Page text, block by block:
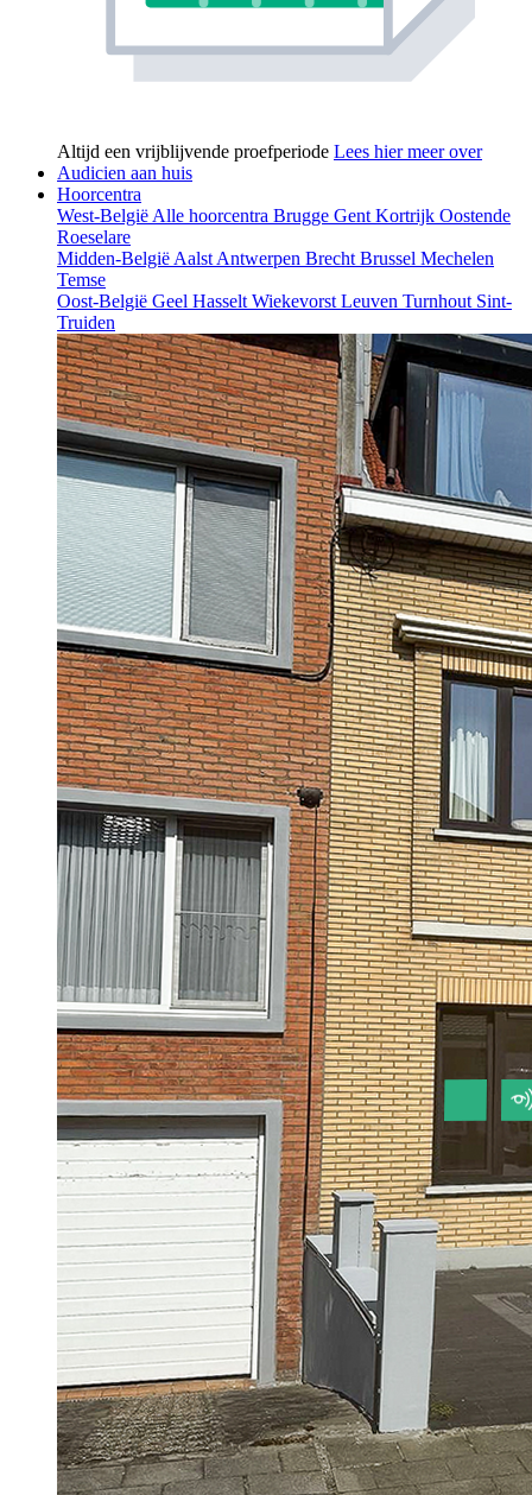
Altijd een vrijblijvende proefperiode Lees hier meer over
Audicien aan huis
Hoorcentra
West-België Alle hoorcentra Brugge Gent Kortrijk Oostende
Roeselare
Midden-België Aalst Antwerpen Brecht Brussel Mechelen
Temse
Oost-België Geel Hasselt Wiekevorst Leuven Turnhout Sint-
Truiden